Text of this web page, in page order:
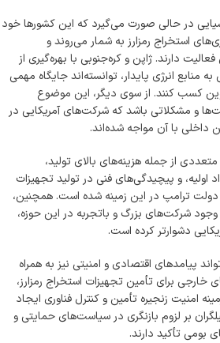
در حالی صورت می‌گیرد که این کشورها خود
استخراج رمزارز به شمار می‌روند و
دارند. ژاپن و کره‌جنوبی با بهره‌گیری از
انرژی پایدار، توانسته‌اند جایگاه مهمی
کسب کنند. از سوی دیگر، این موضوع
و مشکلاتی باشد که شرکت‌های آمریکایی در
داخلی با آن مواجه شده‌اند.
از جمله هزینه‌های بالای تولید،
و پیچیدگی‌های فنی در تولید تجهیزات
دولت ترامپ در این زمینه شده است. همچنین،
وجود شرکت‌های بزرگ و باتجربه در این حوزه،
دشوارتر کرده است.
پیامدهای اقتصادی و امنیتی نیز به همراه
خارجی برای تأمین تجهیزات استخراج رمزارز،
امنیت زنجیره تأمین و کنترل فناوری ایجاد
بر لزوم بازنگری در سیاست‌های حمایتی و
بومی تأکید دارند.